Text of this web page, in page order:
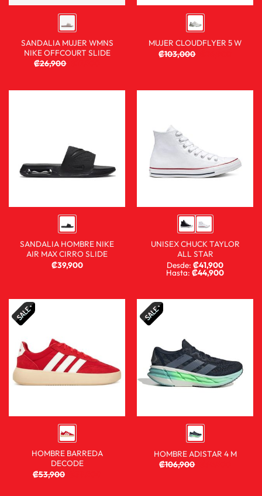
SANDALIA MUJER WMNS
NIKE OFFCOURT SLIDE
₡26,900
MUJER CLOUDFLYER 5 W
₡103,000
SANDALIA HOMBRE NIKE
AIR MAX CIRRO SLIDE
₡39,900
UNISEX CHUCK TAYLOR
ALL STAR
Desde: ₡41,900
Hasta: ₡44,900
HOMBRE BARREDA
DECODE
₡53,900
HOMBRE ADISTAR 4 M
₡106,900